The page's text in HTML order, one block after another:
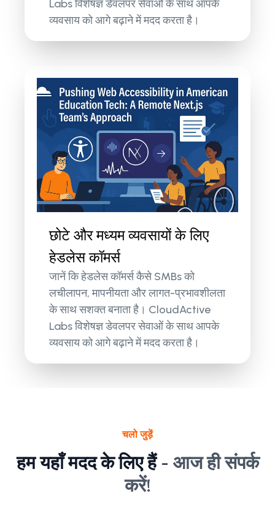
Labs विशेषज्ञ डेवलपर सेवाओं के साथ आपके
व्यवसाय को आगे बढ़ाने में मदद करता है।
छोटे और मध्यम व्यवसायों के लिए
हेडलेस कॉमर्स
जानें कि हेडलेस कॉमर्स कैसे SMBs को
लचीलापन, मापनीयता और लागत-प्रभावशीलता
के साथ सशक्त बनाता है। CloudActive
Labs विशेषज्ञ डेवलपर सेवाओं के साथ आपके
व्यवसाय को आगे बढ़ाने में मदद करता है।
चलो जुड़ें
हम यहाँ मदद के लिए हैं - आज ही संपर्क
करें!